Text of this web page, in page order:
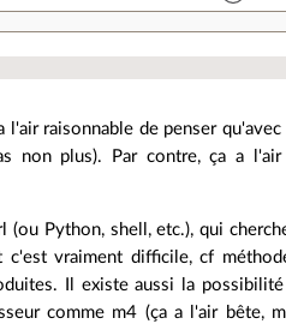
l'air raisonnable de penser qu'avec
non plus). Par contre, ça a l'air
(ou Python, shell, etc.), qui
c'est vraiment difficile, cf
Il existe aussi la
comme m4 (ça a l'air bête,